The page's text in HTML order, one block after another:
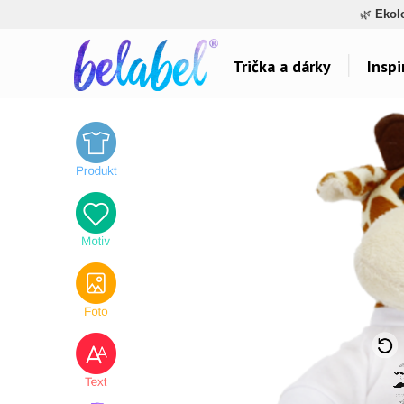
🌿
Trička a dárky
Dárky pro..
Dárky pro maminku
Dárky pro ségru
Dárky pro tátu
Dárky pro bráchu
Dárky pro partnera
Dárky pro partnerku
Inspirace na
Dětské
Autorská grafika